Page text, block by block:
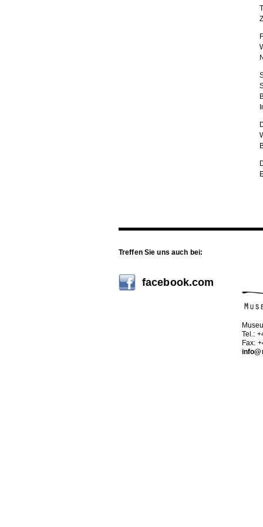
Treffen Sie uns auch bei:
facebook.com
Tel.:
Fax: